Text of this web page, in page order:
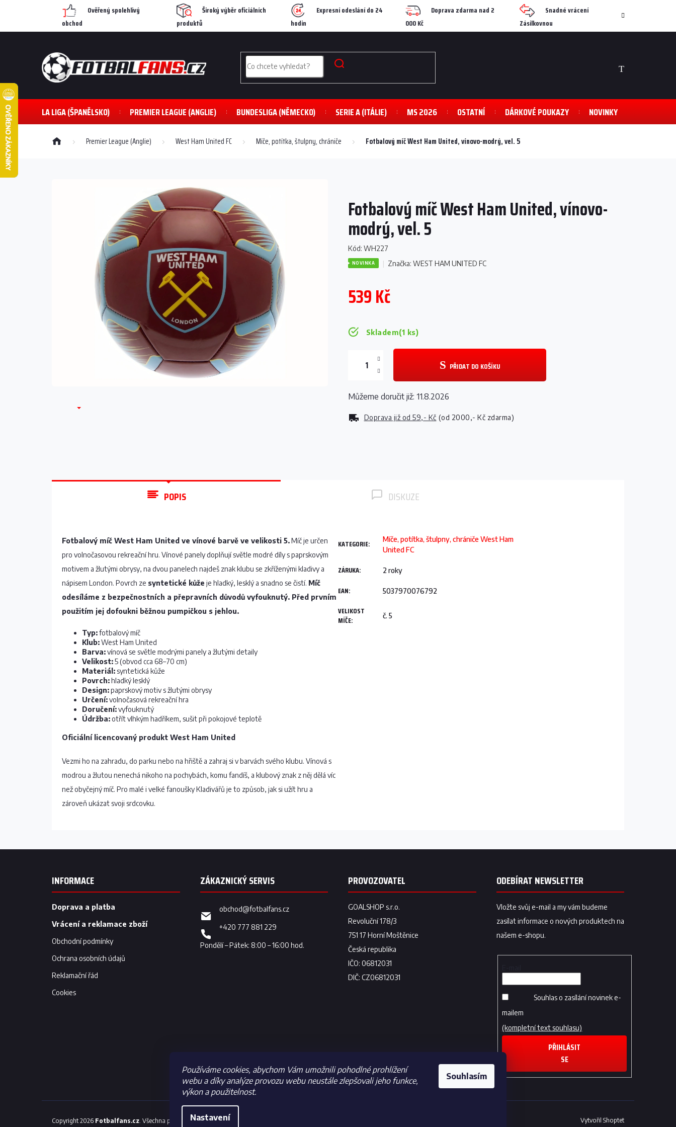
Používáme cookies, abychom Vám umožnili pohodlné prohlížení
webu a díky analýze provozu webu neustále zlepšovali jeho funkce,
výkon a použitelnost.
Nastavení
Souhlasím
Ověřený spolehlivý
obchod
Široký výběr oficiálních
produktů
Expresní odeslání do 24
hodin
Doprava zdarma nad 2
000 Kč
Snadné vrácení
Zásilkovnou
NÁKUPNÍ
LA LIGA (ŠPANĚLSKO) PREMIER LEAGUE (ANGLIE) BUNDESLIGA (NĚMECKO) SERIE A (ITÁLIE) MS 2026 OSTATNÍ DÁRKOVÉ POUKAZY NOVINKY
Domů Premier League (Anglie) West Ham United FC Míče, potítka, štulpny, chrániče Fotbalový míč West Ham United, vínovo-modrý, vel. 5
Fotbalový míč West Ham United, vínovo-
modrý, vel. 5
Kód: WH227
NOVINKA Značka:WEST HAM UNITED FC
539 Kč
Skladem(1 ks)
Doprava již od 59,- Kč (od 2000,- Kč zdarma)
PŘIDAT DO KOŠÍKU
Můžeme doručit již: 11.8.2026
POPIS DISKUZE
Fotbalový míč West Ham United ve vínové barvě ve velikosti 5.Míč je určen
pro volnočasovou rekreační hru. Vínové panely doplňují světle modré díly s paprskovým
motivem a žlutými obrysy, na dvou panelech najdeš znak klubu se zkříženými kladivy a
nápisem London. Povrch ze syntetické kůže je hladký, lesklý a snadno se čistí. Míč
odesíláme z bezpečnostních a přepravních důvodů vyfouknutý. Před prvním
použitím jej dofoukni běžnou pumpičkou s jehlou.
Typ:fotbalový míč
Klub:West Ham United
Barva:vínová se světle modrými panely a žlutými detaily
Velikost:5 (obvod cca 68–70 cm)
Materiál:syntetická kůže
Povrch:hladký lesklý
Design:paprskový motiv s žlutými obrysy
Určení:volnočasová rekreační hra
Doručení:vyfouknutý
Údržba:otřít vlhkým hadříkem, sušit při pokojové teplotě
Oficiální licencovaný produkt West Ham United
Vezmi ho na zahradu, do parku nebo na hřiště a zahraj si v barvách svého klubu. Vínová s
modrou a žlutou nenechá nikoho na pochybách, komu fandíš, a klubový znak z něj dělá víc
než obyčejný míč. Pro malé i velké fanoušky Kladivářů je to způsob, jak si užít hru a
zároveň ukázat svoji srdcovku.
KATEGORIE:
Míče, potítka, štulpny, chrániče West Ham
United FC
ZÁRUKA: 2 roky
EAN: 5037970076792
VELIKOST
MÍČE: č. 5
Z
INFORMACE
Doprava a platba
Vrácení a reklamace zboží
Obchodní podmínky
Ochrana osobních údajů
Reklamační řád
Cookies
obchod@fotbalfans.cz
+420 777 881 229
ODEBÍRAT NEWSLETTER
Vložte svůj e-mail a my vám budeme
zasílat informace o nových produktech na
našem e-shopu.
Souhlas o zasílání novinek e-
mailem
(kompletní text souhlasu)
PŘIHLÁSIT
SE
Vytvořil Shoptet
Copyright 2026 Fotbalfans.cz. Všechna práva vyhrazena.